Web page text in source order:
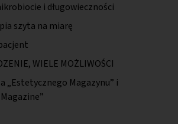
i długowieczności
szyta na miarę
WIELE MOŻLIWOŚCI
„Estetycznego Magazynu” i